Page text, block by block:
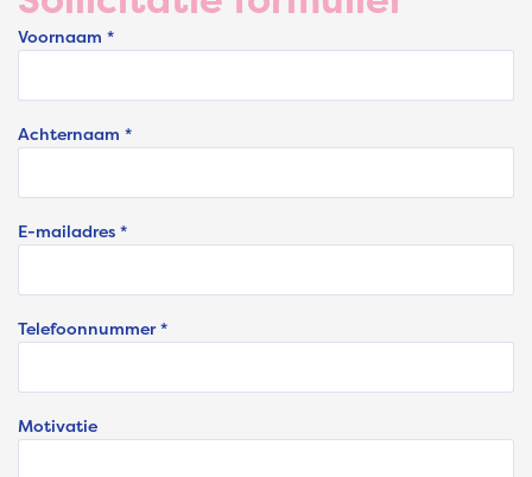
Voornaam *
Achternaam *
E-mailadres *
Telefoonnummer *
Motivatie